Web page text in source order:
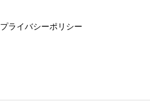
プライバシーポリシー